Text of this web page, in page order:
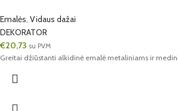
Emalės, Vidaus dažai
DEKORATOR
€20,73 su PVM
Greitai džiūstanti alkidinė emalė metaliniams ir